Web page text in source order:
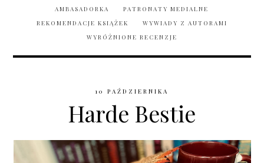
AMBASADORKA
PATRONATY MEDIALNE
REKOMENDACJE KSIĄŻEK
WYWIADY Z AUTORAMI
WYRÓŻNIONE RECENZJE
10 PAŹDZIERNIKA
Harde Bestie